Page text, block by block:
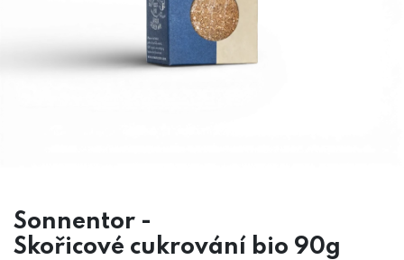
Sonnentor -
Skořicové cukrování bio 90g